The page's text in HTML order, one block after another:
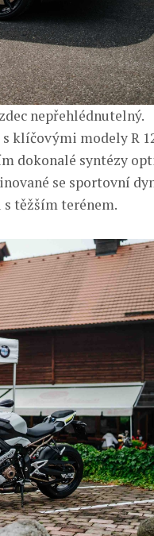
nepřehlédnutelný.
modely R
dokonalé syntézy
se sportovní
s těžším terénem.